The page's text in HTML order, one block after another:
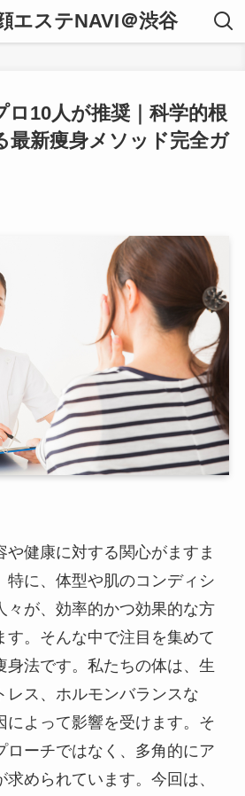
エステNAVI＠渋谷
ロ10人が推奨｜科学的根
最新痩身メソッド完全ガ
や健康に対する関心がますま
特に、体型や肌のコンディシ
々が、効率的かつ効果的な方
す。そんな中で注目を集めて
身法です。私たちの体は、生
レス、ホルモンバランスな
によって影響を受けます。そ
ローチではなく、多角的にア
められています。今回は、